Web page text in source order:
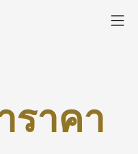
ราคา